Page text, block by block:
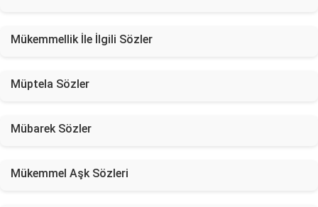
Mükemmellik İle İlgili Sözler
Müptela Sözler
Mübarek Sözler
Mükemmel Aşk Sözleri